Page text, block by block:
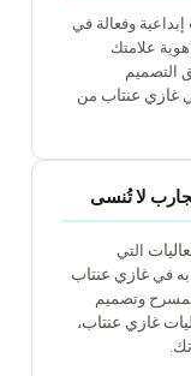
إبداعية وفعالة في
علامتك
التصميم
غازي عنتاب من
لا تُنسى
التي
في غازي عنتاب
وتصميم
غازي عنتاب،
.